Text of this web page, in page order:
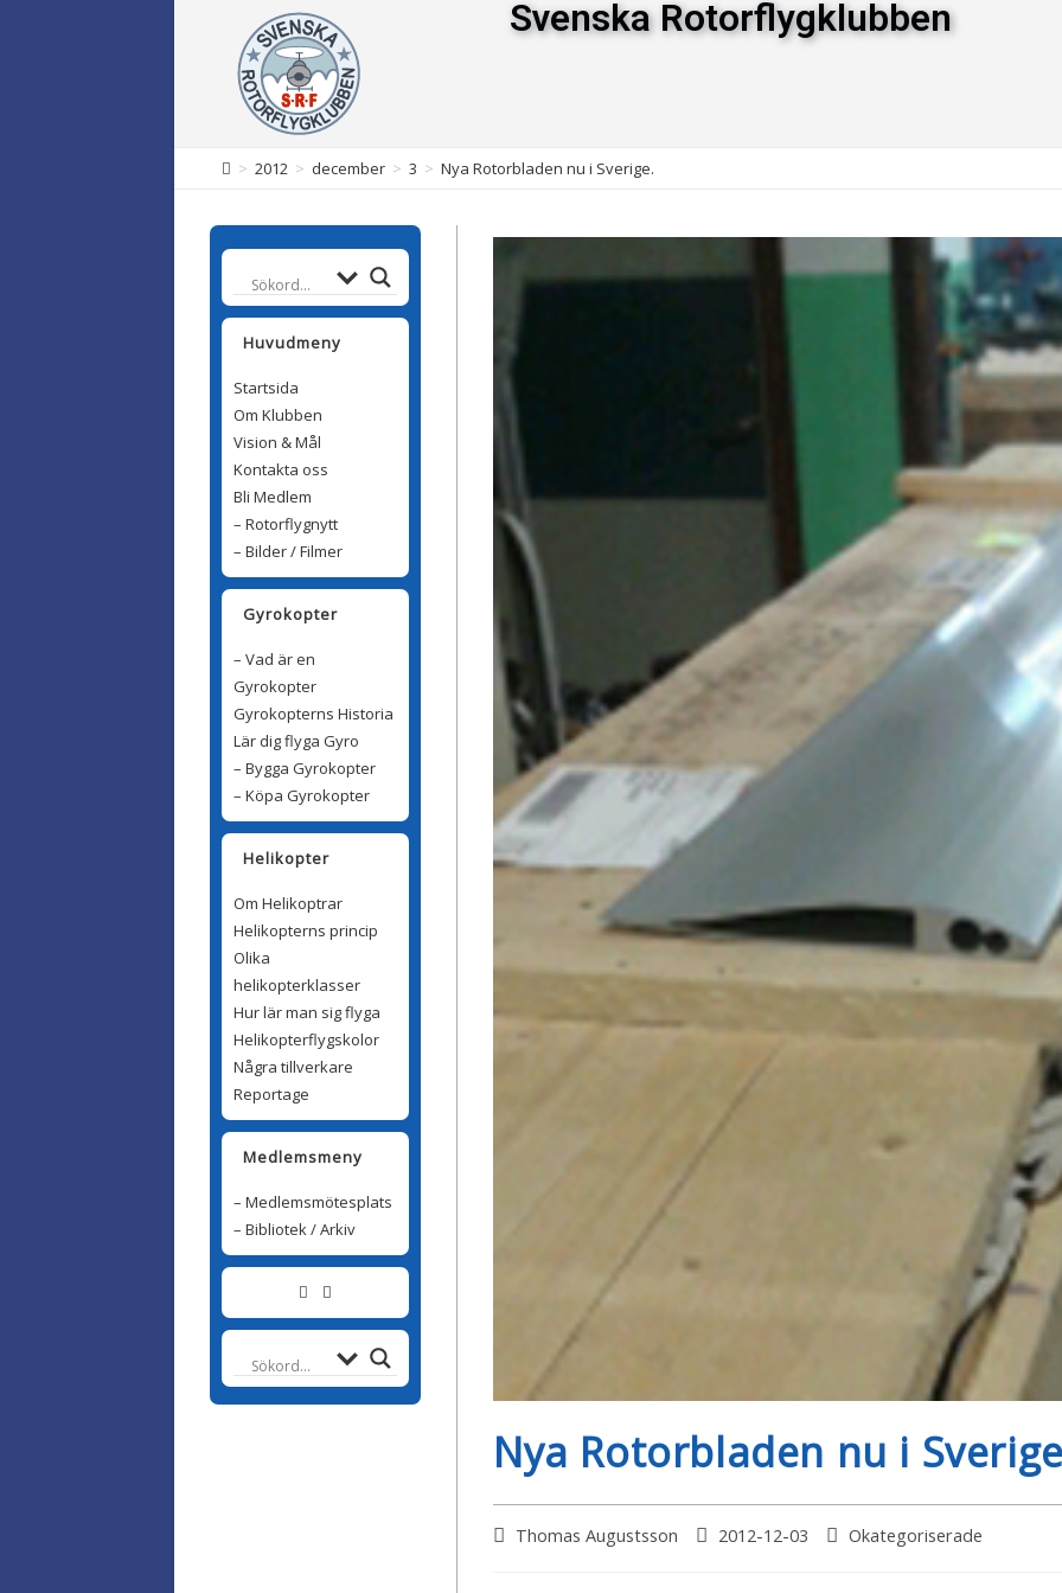
Svenska Rotorflygklubben
> 2012 > december > 3 > Nya Rotorbladen nu i Sverige.
Nya Rotorbladen nu i
Thomas Augustsson 2012-12-03 Okategoriserade
Huvudmeny
Startsida
Om Klubben
Vision & Mål
Kontakta oss
Bli Medlem
– Rotorflygnytt
– Bilder / Filmer
Gyrokopter
– Vad är en
Gyrokopter
Gyrokopterns Historia
Lär dig flyga Gyro
– Bygga Gyrokopter
– Köpa Gyrokopter
Helikopter
Om Helikoptrar
Helikopterns princip
Olika
helikopterklasser
Hur lär man sig flyga
Helikopterflygskolor
Några tillverkare
Reportage
Medlemsmeny
– Medlemsmötesplats
– Bibliotek / Arkiv